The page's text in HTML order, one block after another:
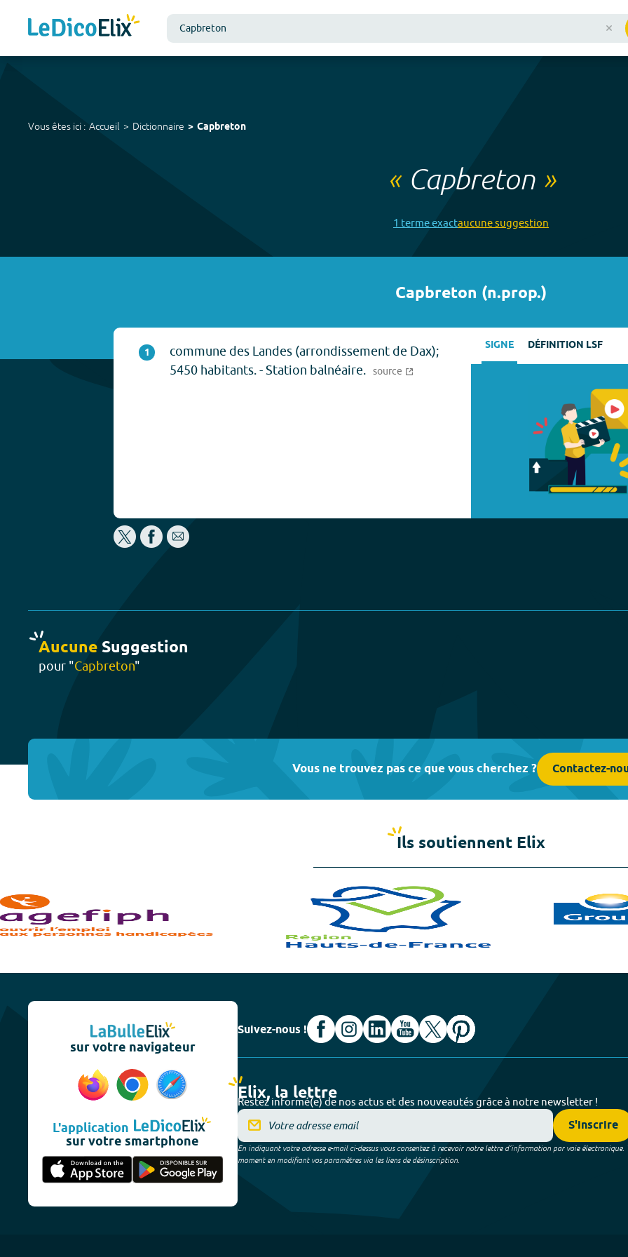
Vous êtes ici : Accueil Dictionnaire Capbreton
« Capbreton»
1 termeexactaucunesuggestion
Capbreton (n.prop.)
1
commune des Landes (arrondissement de Dax);
5450 habitants. - Station balnéaire. source
SIGNE DÉFINITION LSF
Aucune Suggestion
pour "Capbreton"
Vous ne trouvez pas ce que vous cherchez ? Contactez-
Ils soutiennent Elix
sur votre navigateur
L'application
sur votre smartphone
Suivez-nous !
Elix, la lettre
Restez informé(e) de nos actus et des nouveautés grâce à notre newsletter !
S'inscrire
En indiquant votre adresse e-mail ci-dessus vous consentez à recevoir notre lettre d’information par voie électronique.
moment en modifiant vos paramètres via les liens de désinscription.